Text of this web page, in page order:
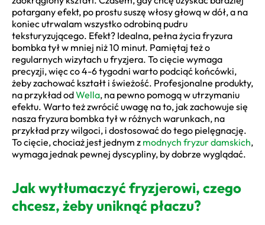
potargany efekt, po prostu suszę włosy głową w dół, a na
koniec utrwalam wszystko odrobiną pudru
teksturyzującego. Efekt? Idealna, pełna życia fryzura
bombka tył w mniej niż 10 minut. Pamiętaj też o
regularnych wizytach u fryzjera. To cięcie wymaga
precyzji, więc co 4-6 tygodni warto podciąć końcówki,
żeby zachować kształt i świeżość. Profesjonalne produkty,
na przykład odWella, na pewno pomogą w utrzymaniu
efektu. Warto też zwrócić uwagę na to, jak zachowuje się
nasza fryzura bombka tył w różnych warunkach, na
przykład przy wilgoci, i dostosować do tego pielęgnację.
To cięcie, chociaż jest jednym z modnych fryzur damskich,
wymaga jednak pewnej dyscypliny, by dobrze wyglądać.
Jak wytłumaczyć fryzjerowi, czego
chcesz, żeby uniknąć płaczu?